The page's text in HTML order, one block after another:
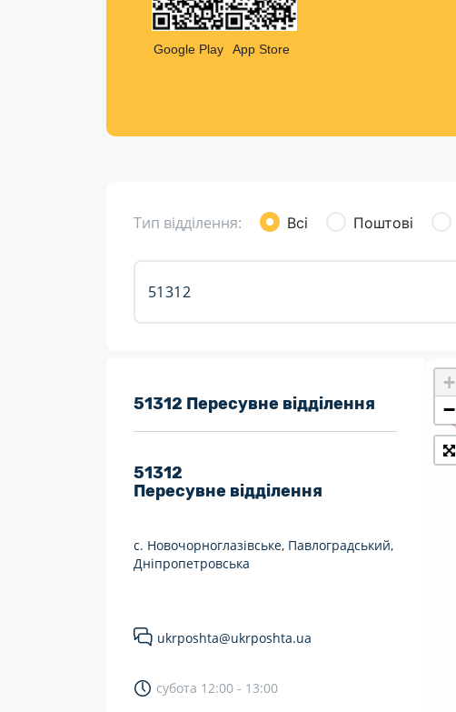
Листи та листівки
Кур’єрська доставка
Google Play App Store
Тип відділення: Всі Поштові
7 днів на тиждень
Працюють після 19:00
Працюють у вихідні
51312 Пересувне відділення
51312
Пересувне відділення
с. Новочорноглазівське, Павлоградський,
Дніпропетровська
ukrposhta@ukrposhta.ua
субота 12:00 - 13:00
+
−